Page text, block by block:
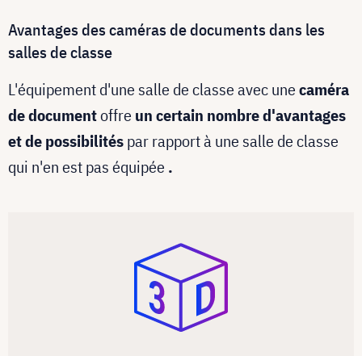
Avantages des caméras de documents dans les
salles de classe
L'équipement d'une salle de classe avec unecaméra
de documentoffre un certain nombre d'avantages
et de possibilitéspar rapport à une salle de classe
qui n'en est pas équipée .